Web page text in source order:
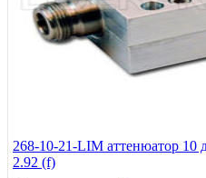
268-10-21-LIM аттенюатор
2.92 (f)